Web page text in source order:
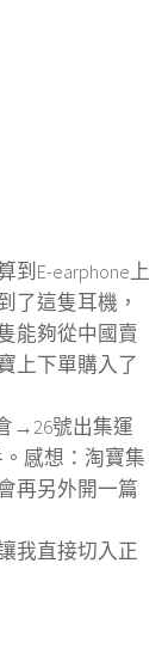
E-earphone上
了這隻耳機，
能夠從中國賣
上下單購入了
→26號出集運
感想：淘寶集
再另外開一篇
我直接切入正